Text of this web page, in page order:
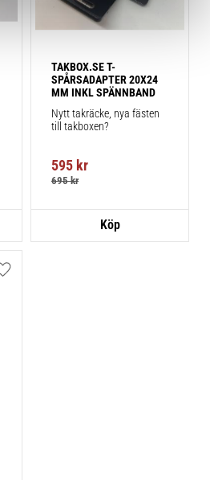
TAKBOX.SE T-
SPÅRSADAPTER 20X24
MM INKL SPÄNNBAND
Nytt takräcke, nya fästen
till takboxen?
595 kr
695kr
Lägg till i favoriter